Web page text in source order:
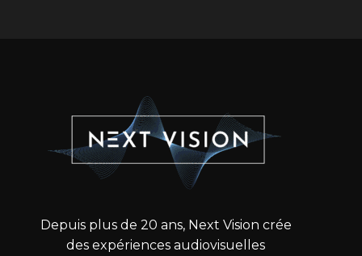
Depuis plus de 20 ans, Next Vision crée
des expériences audiovisuelles